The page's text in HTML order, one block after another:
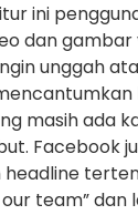
ini
dan gambar
unggah
masih ada
Facebook
our team” dan